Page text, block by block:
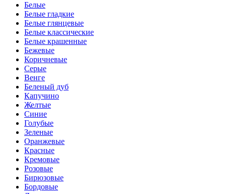
Белые
Белые гладкие
Белые глянцевые
Белые классические
Белые крашенные
Бежевые
Коричневые
Серые
Венге
Беленый дуб
Капучино
Желтые
Синие
Голубые
Зеленые
Оранжевые
Красные
Кремовые
Розовые
Бирюзовые
Бордовые